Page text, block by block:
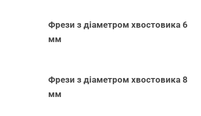
Фрези з діаметром хвостовика 6
мм
Фрези з діаметром хвостовика 8
мм